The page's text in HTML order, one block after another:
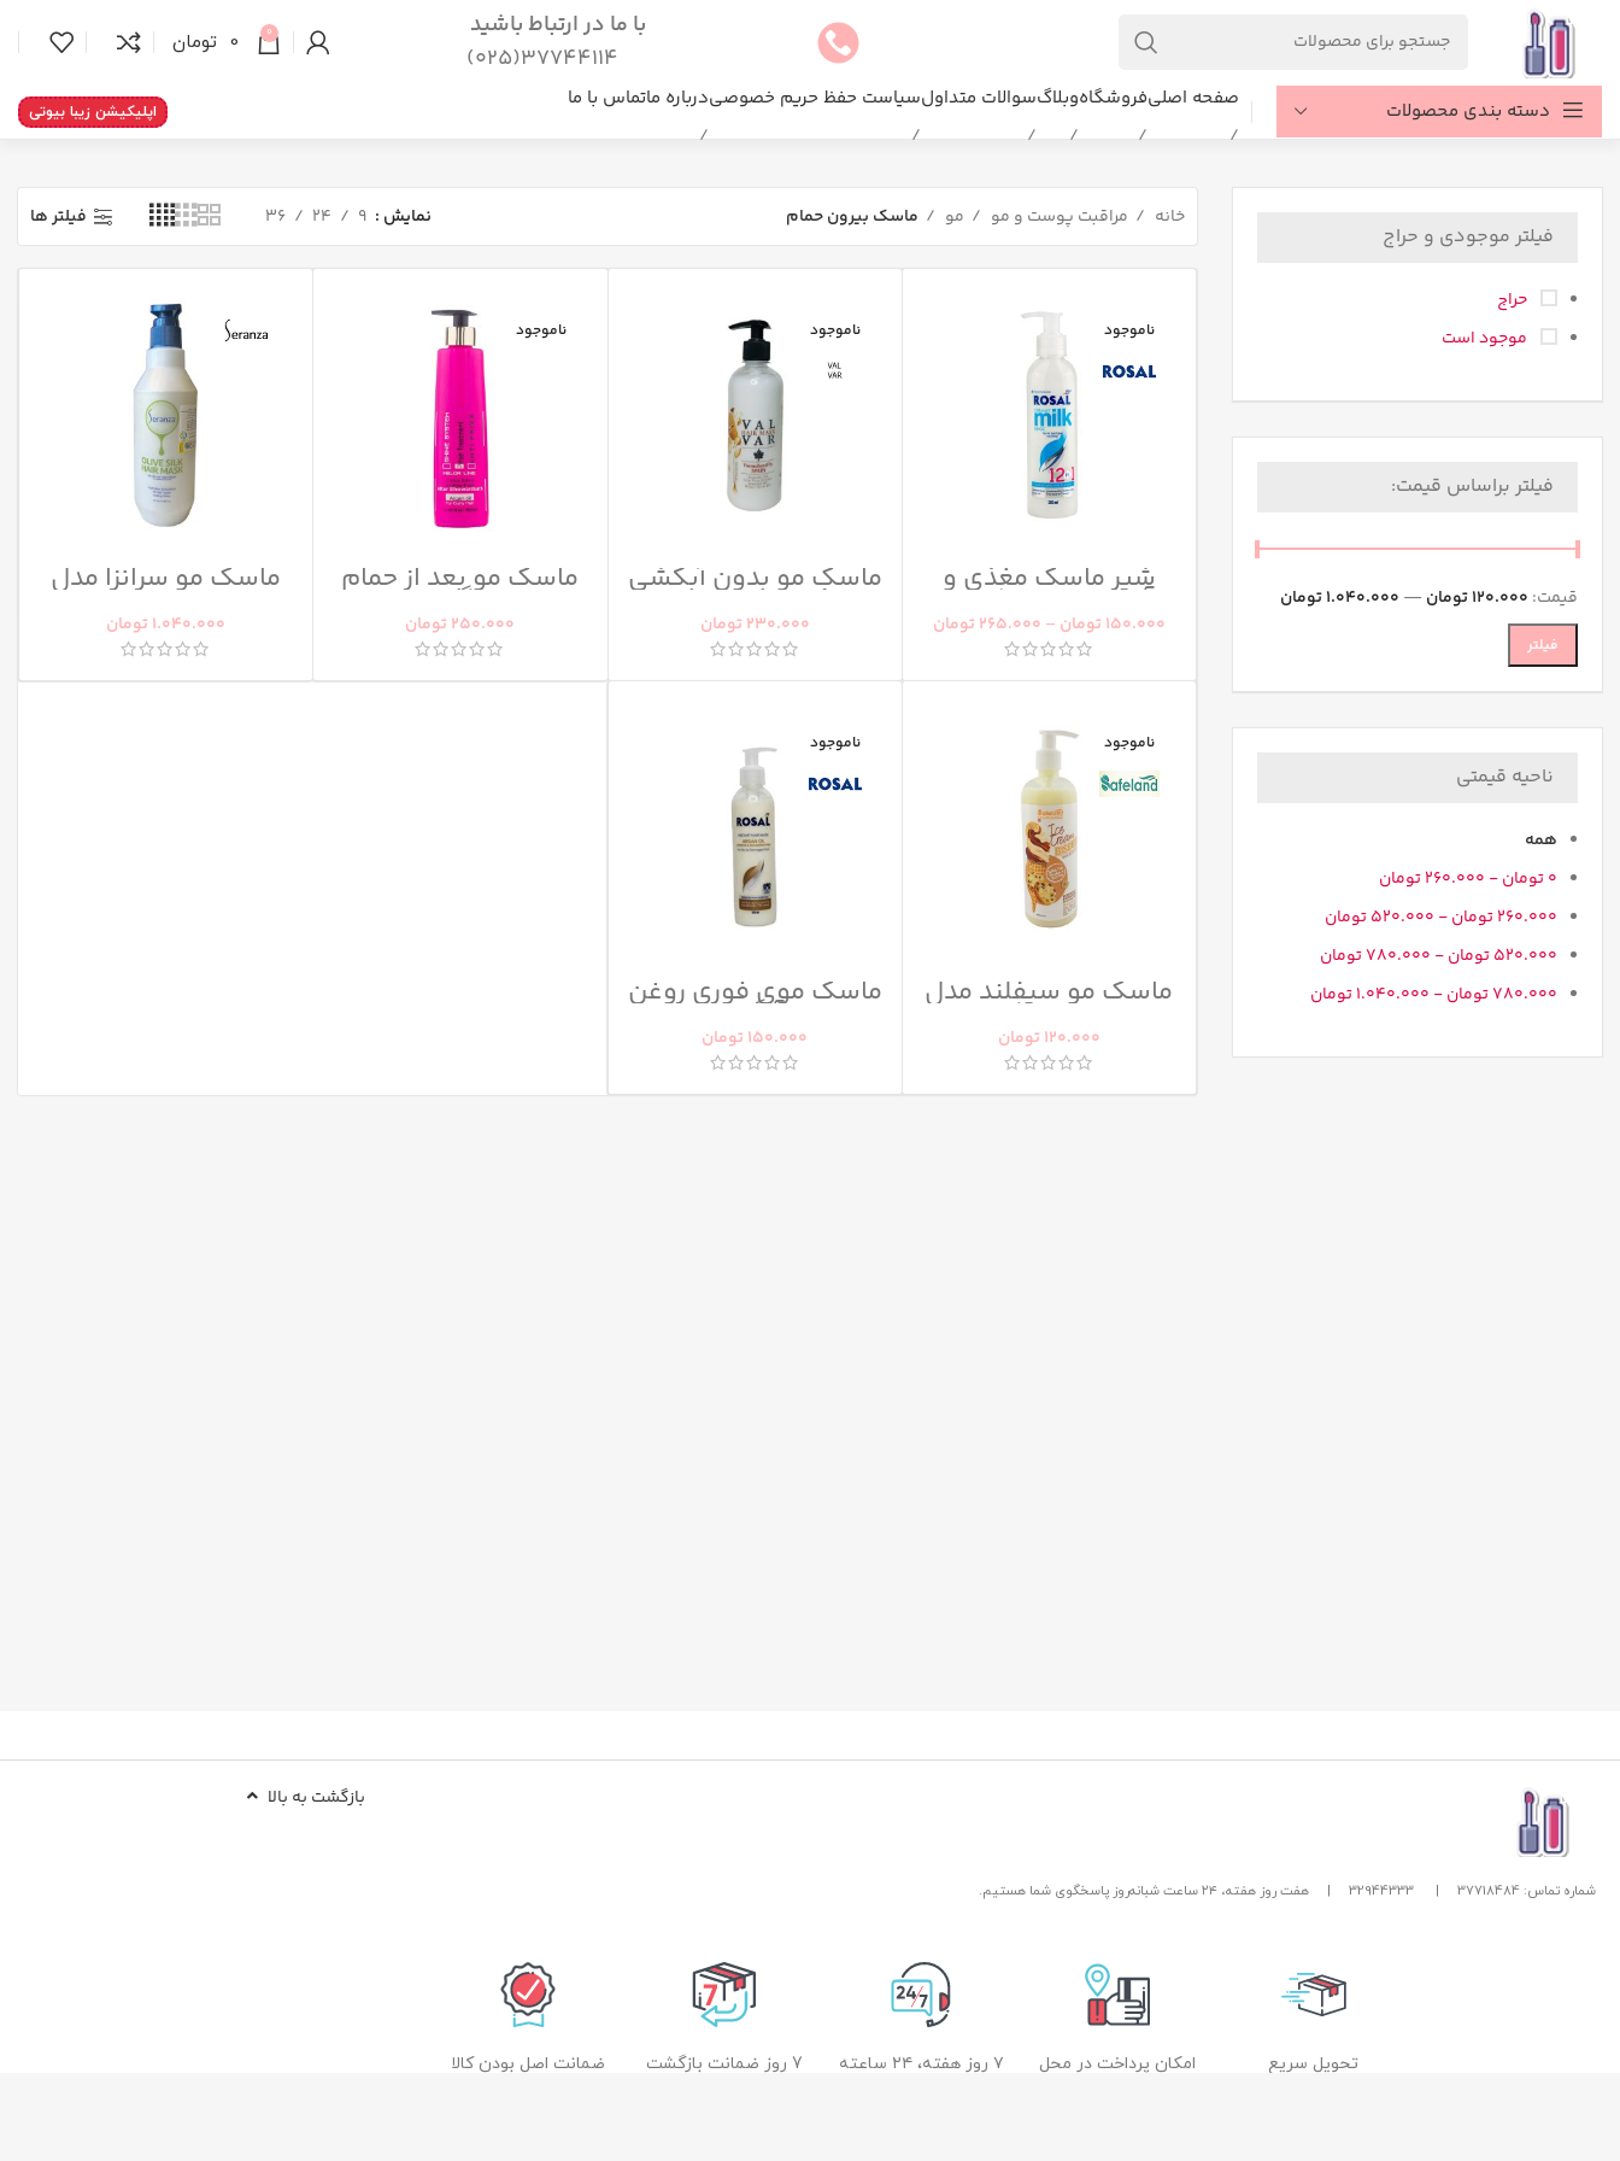
با ما در ارتباط باشید
37744114(025)
0
0 تومان
دسته بندی محصولات صفحه اصلیفروشگاهوبلاگسوالات متداولسیاست حفظ حریم خصوصیدرباره ماتماس با ما اپلیکیشن زیبا بیوتی
فیلتر موجودی و حراج
حراج
موجود است
فیلتر براساس قیمت:
فیلتر
قیمت: 120.000 تومان — 1.040.000 تومان
ناحیه قیمتی
همه
0تومان-
260.000تومان
260.000تومان-
520.000تومان
520.000تومان-
780.000تومان
780.000تومان-
1.040.000تومان
خانه مراقبت پوست و مو مو ماسک بیرون حمام نمایش 9
24
36 فیلتر ها
ناموجود
شیر ماسک مغذی و
آبرسان 12 در 1(رزال)
150.000 تومان –
265.000 تومان
ناموجود
ماسک مو بدون آبکشی
پروتئینه وال وار حاوی
روغن بادام
230.000 تومان
ناموجود
ماسک مو بعد از حمام
نانو گلوبال
250.000 تومان
ماسک مو سرانزا مدل
Olive
1.040.000 تومان
ناموجود
ماسک مو سیفلند مدل
بستنی بیسکوییت
120.000 تومان
ناموجود
ماسک موی فوری روغن
آرگان
150.000 تومان
شماره تماس: 37718484 |
32944333
| هفت روز هفته، ۲۴ ساعت شبانه‌روز پاسخگوی شما هستیم.
بازگشت به بالا
تحویل سریع امکان پرداخت در محل ۷ روز هفته، ۲۴ ساعته
7 روز ضمانت بازگشت
ضمانت اصل بودن کالا